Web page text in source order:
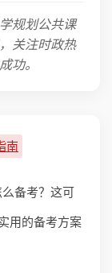
规划公共课
关注时政热
功。
南
备考？这可
用的备考方案